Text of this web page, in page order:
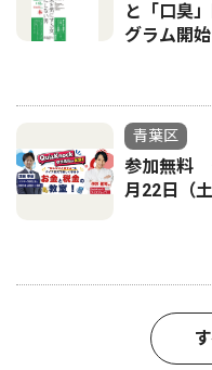
と「口臭
グラム開始
青葉区
参加無料
月22日（